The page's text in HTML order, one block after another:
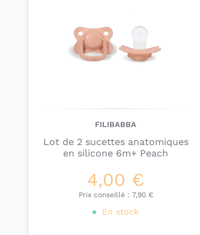
FILIBABBA
Lot de 2 sucettes anatomiques
en silicone 6m+ Peach
4,00 €
Prix conseillé : 7,90 €
En stock